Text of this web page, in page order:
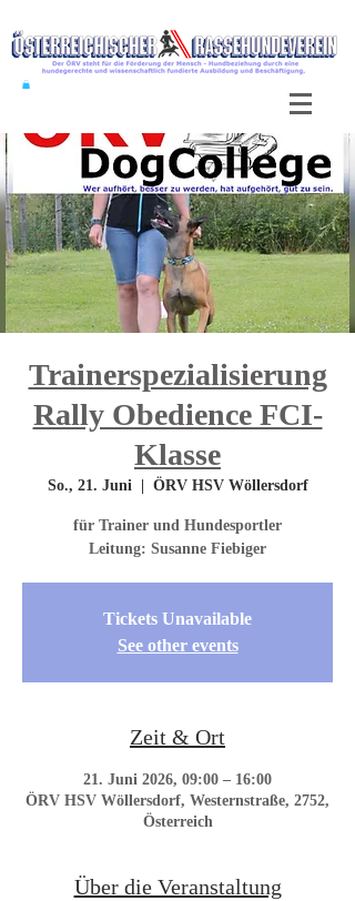
Trainerspezialisierung
Rally Obedience FCI-
Klasse
So., 21. Juni
  |
ÖRV HSV Wöllersdorf
für Trainer und Hundesportler
Leitung: Susanne Fiebiger
Tickets Unavailable
See other events
Zeit & Ort
21. Juni 2026, 09:00 – 16:00
ÖRV HSV Wöllersdorf, Westernstraße, 2752,
Österreich
Über die Veranstaltung